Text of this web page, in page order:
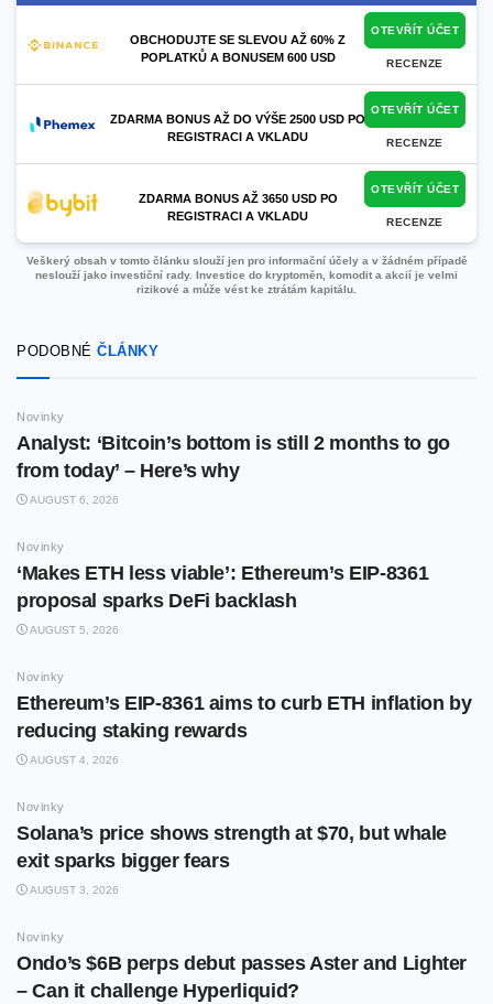
OBCHODUJTE SE SLEVOU AŽ 60% Z
POPLATKŮ A BONUSEM 600 USD
OTEVŘÍT ÚČET
RECENZE
ZDARMA BONUS AŽ DO VÝŠE 2500 USD PO
REGISTRACI A VKLADU
OTEVŘÍT ÚČET
RECENZE
ZDARMA BONUS AŽ 3650 USD PO
REGISTRACI A VKLADU
OTEVŘÍT ÚČET
RECENZE
Veškerý obsah v tomto článku slouží jen pro informační účely a v žádném případě
neslouží jako investiční rady. Investice do kryptoměn, komodit a akcií je velmi
rizikové a může vést ke ztrátám kapitálu.
PODOBNÉ ČLÁNKY
Novinky
Analyst: ‘Bitcoin’s bottom is still 2 months to go
from today’ – Here’s why
AUGUST 6, 2026
Novinky
‘Makes ETH less viable’: Ethereum’s EIP-8361
proposal sparks DeFi backlash
AUGUST 5, 2026
Novinky
Ethereum’s EIP-8361 aims to curb ETH inflation by
reducing staking rewards
AUGUST 4, 2026
Novinky
Solana’s price shows strength at $70, but whale
exit sparks bigger fears
AUGUST 3, 2026
Novinky
Ondo’s $6B perps debut passes Aster and Lighter
– Can it challenge Hyperliquid?